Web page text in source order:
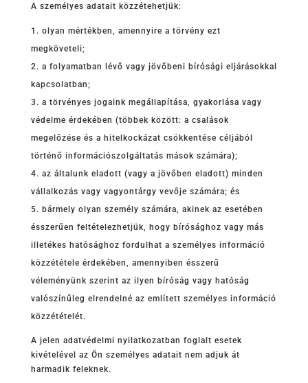
A személyes adatait közzétehetjük:
olyan mértékben, amennyire a törvény ezt
megköveteli;
a folyamatban lévő vagy jövőbeni bírósági eljárásokkal
kapcsolatban;
a törvényes jogaink megállapítása, gyakorlása vagy
védelme érdekében (többek között: a csalások
megelőzése és a hitelkockázat csökkentése céljából
történő információszolgáltatás mások számára);
az általunk eladott (vagy a jövőben eladott) minden
vállalkozás vagy vagyontárgy vevője számára; és
bármely olyan személy számára, akinek az esetében
ésszerűen feltételezhetjük, hogy bírósághoz vagy más
illetékes hatósághoz fordulhat a személyes információ
közzététele érdekében, amennyiben ésszerű
véleményünk szerint az ilyen bíróság vagy hatóság
valószínűleg elrendelné az említett személyes információ
közzétételét.
A jelen adatvédelmi nyilatkozatban foglalt esetek
kivételével az Ön személyes adatait nem adjuk át
harmadik feleknek.